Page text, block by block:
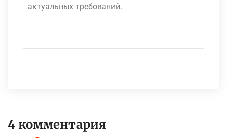
актуальных требований.
4 комментария